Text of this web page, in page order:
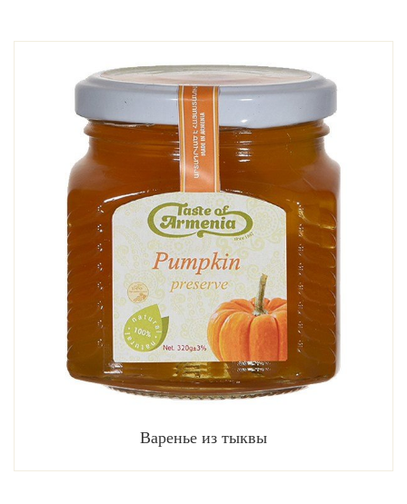
Варенье из тыквы